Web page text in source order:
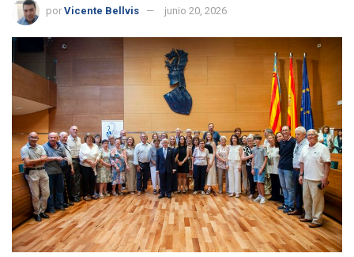
por Vicente Bellvis junio 20, 2026